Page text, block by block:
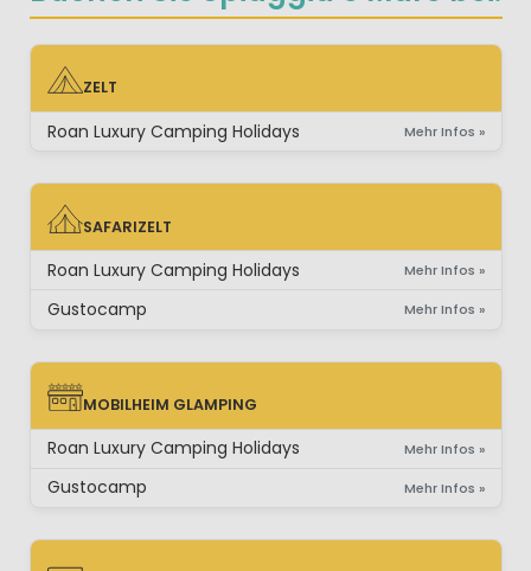
ZELT
ZELT
Roan Luxury Camping Holidays Mehr Infos »
SAFARIZELT
SAFARIZELT
Roan Luxury Camping Holidays Mehr Infos »
Gustocamp Mehr Infos »
MOBILHEIM GLAMPING
MOBILHEIM GLAMPING
Roan Luxury Camping Holidays Mehr Infos »
Gustocamp Mehr Infos »